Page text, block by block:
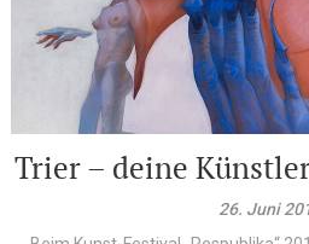
Trier – deine
26. Juni